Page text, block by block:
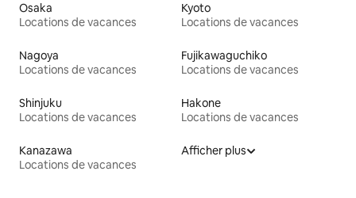
Osaka
Locations de vacances
Kyoto
Locations de vacances
Nagoya
Locations de vacances
Fujikawaguchiko
Locations de vacances
Shinjuku
Locations de vacances
Hakone
Locations de vacances
Kanazawa
Locations de vacances
Afficher plus